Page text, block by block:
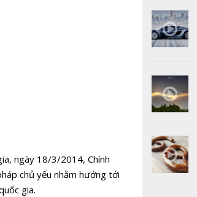
ngày 18/3/2014, Chính
chủ yếu nhằm hướng tới
gia.